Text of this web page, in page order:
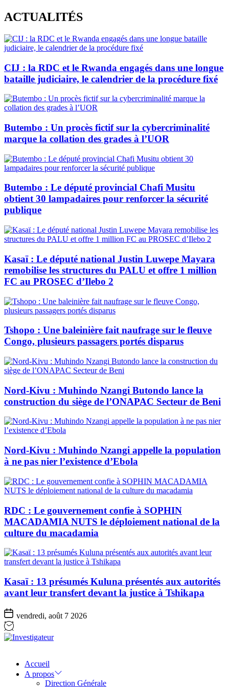
Skip
to
content
ACTUALITÉS
CIJ : la RDC et le Rwanda engagés dans une longue
bataille judiciaire, le calendrier de la procédure fixé
Butembo : Un procès fictif sur la cybercriminalité
marque la collation des grades à l’UOR
Butembo : Le député provincial Chafi Musitu
obtient 30 lampadaires pour renforcer la sécurité
publique
Kasaï : Le député national Justin Luwepe Mayara
remobilise les structures du PALU et offre 1 million
FC au PROSEC d’Ilebo 2
Tshopo : Une baleinière fait naufrage sur le fleuve
Congo, plusieurs passagers portés disparus
Nord-Kivu : Muhindo Nzangi Butondo lance la
construction du siège de l’ONAPAC Secteur de Beni
Nord-Kivu : Muhindo Nzangi appelle la population
à ne pas nier l’existence d’Ebola
RDC : Le gouvernement confie à SOPHIN
MACADAMIA NUTS le déploiement national de la
culture du macadamia
Kasaï : 13 présumés Kuluna présentés aux autorités
avant leur transfert devant la justice à Tshikapa
vendredi, août 7 2026
Accueil
A propos
Direction Générale